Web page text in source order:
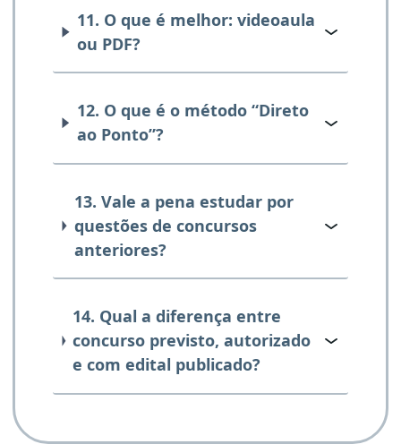
11. O que é melhor: videoaula
ou PDF?
12. O que é o método “Direto
ao Ponto”?
13. Vale a pena estudar por
questões de concursos
anteriores?
14. Qual a diferença entre
concurso previsto, autorizado
e com edital publicado?